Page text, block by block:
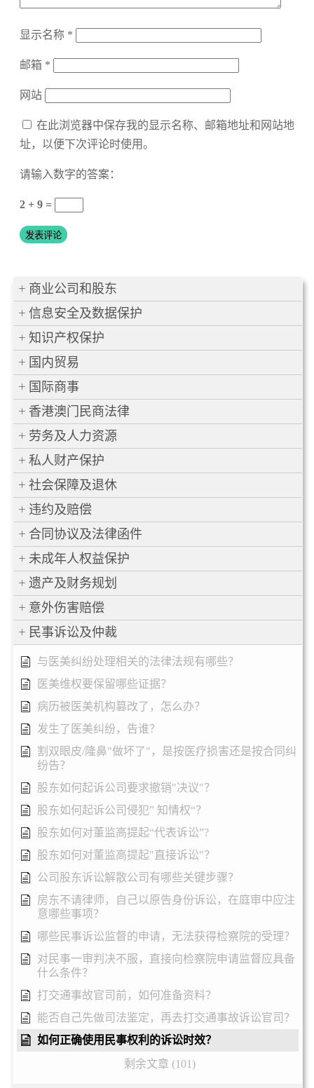
显示名称 *
邮箱 *
网站
在此浏览器中保存我的显示名称、邮箱地址和网站地
址，以便下次评论时使用。
请输入数字的答案：
2 + 9 =
商业公司和股东
信息安全及数据保护
知识产权保护
国内贸易
国际商事
香港澳门民商法律
劳务及人力资源
私人财产保护
社会保障及退休
违约及赔偿
合同协议及法律函件
未成年人权益保护
遗产及财务规划
意外伤害赔偿
民事诉讼及仲裁
与医美纠纷处理相关的法律法规有哪些？
医美维权要保留哪些证据？
病历被医美机构篡改了，怎么办？
发生了医美纠纷，告谁？
割双眼皮/隆鼻"做坏了"，是按医疗损害还是按合同纠
纷告？
股东如何起诉公司要求撤销"决议"？
股东如何起诉公司侵犯” 知情权“？
股东如何对董监高提起“代表诉讼”?
股东如何对董监高提起"直接诉讼"？
公司股东诉讼解散公司有哪些关键步骤？
房东不请律师，自己以原告身份诉讼，在庭审中应注
意哪些事项？
哪些民事诉讼监督的申请，无法获得检察院的受理？
对民事一审判决不服，直接向检察院申请监督应具备
什么条件？
打交通事故官司前，如何准备资料？
能否自己先做司法鉴定，再去打交通事故诉讼官司？
如何正确使用民事权利的诉讼时效？
剩余文章 (101)